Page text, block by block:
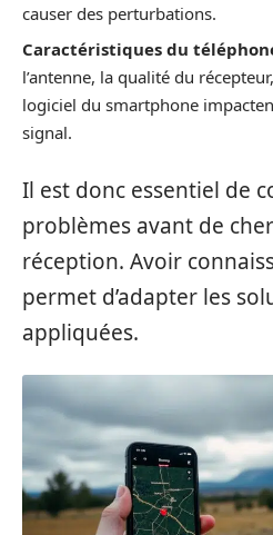
causer des perturbations.
Caractéristiques du
l’antenne, la qualité du
logiciel du smartphone
signal.
Il est donc essentiel de
problèmes avant de
réception. Avoir
permet d’adapter les
appliquées.